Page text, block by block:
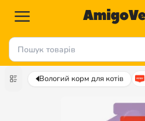
Вологий корм для котів